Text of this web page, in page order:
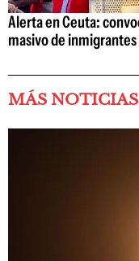
Alerta en Ceuta:
masivo de
MÁS